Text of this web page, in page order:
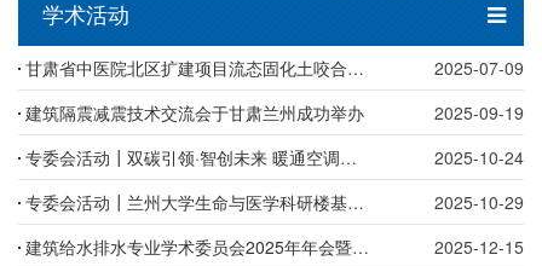
学术活动
甘肃省中医院北区扩建项目流态固化土咬合桩新型基坑支护观摩暨绿色低碳建造技术交流会成功举办
2025-07-09
建筑隔震减震技术交流会于甘肃兰州成功举办
2025-09-19
专委会活动┃双碳引领·智创未来 暖通空调热能动力专业学术委员会2025年学术年会暨建筑环境与能源应用技术交流会圆满落幕
2025-10-24
专委会活动┃兰州大学生命与医学科研楼基坑工程技术交流活动成功举办
2025-10-29
建筑给水排水专业学术委员会2025年年会暨学术交流会圆满落幕
2025-12-15